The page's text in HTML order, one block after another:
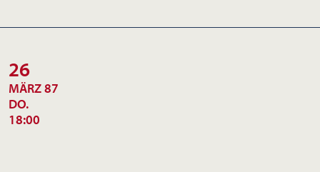
26
MÄRZ 87
DO.
18:00